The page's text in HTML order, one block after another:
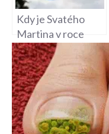
Kdy je Svatého
Martina v roce
2019: Datum a
zvyky